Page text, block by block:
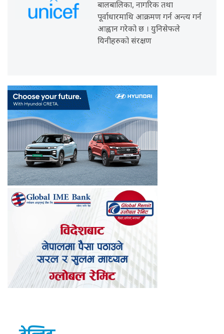
बालबालिका, नागरिक तथा
पूर्वाधारमाथि आक्रमण गर्न अन्त्य गर्न
आह्वान गरेको छ । युनिसेफले
यिनीहरुको संरक्षण